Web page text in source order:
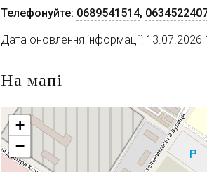
Телефонуйте: 0689541514,
Дата оновлення інформації: 13.07.2026
На мапі
+
−